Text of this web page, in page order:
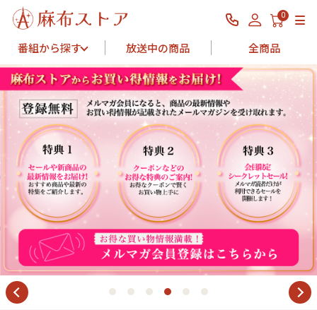
0
番組から探す 放送中の商品 全商品